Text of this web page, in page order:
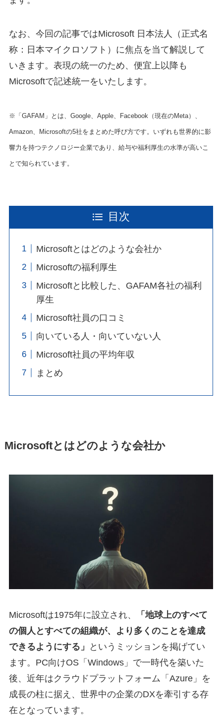
なお、今回の記事ではMicrosoft 日本法人（正式名
称：日本マイクロソフト）に焦点を当て解説して
いきます。表現の統一のため、便宜上以降も
Microsoftで記述統一をいたします。
※「GAFAM」とは、Google、Apple、Facebook（現在のMeta）、
Amazon、Microsoftの5社をまとめた呼び方です。いずれも世界的に影
響力を持つテクノロジー企業であり、給与や福利厚生の水準が高いこ
とで知られています。
目次
Microsoftとはどのような会社か
Microsoftの福利厚生
Microsoftと比較した、GAFAM各社の福利
厚生
Microsoft社員の口コミ
向いている人・向いていない人
Microsoft社員の平均年収
まとめ
Microsoftとはどのような会社か
Microsoftは1975年に設立され、
「地球上のすべて
の個人とすべての組織が、より多くのことを達成
できるようにする」
というミッションを掲げてい
ます。PC向けOS「Windows」で一時代を築いた
後、近年はクラウドプラットフォーム「Azure」を
成長の柱に据え、世界中の企業のDXを牽引する存
在となっています。